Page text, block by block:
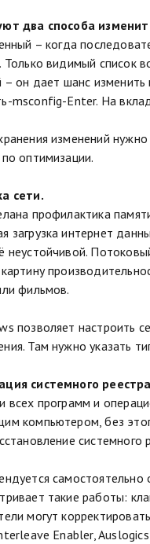
два способа
– когда
Только видимый список
– он дает шанс
msconfig-Enter. На
изменений
оптимизации.
сети.
профилактика
загрузка интернет
неустойчивой.
фильмов.
позволяет настроить
Там нужно указать
системного
всех программ и
компьютером, без
такие работы:
могут
Enabler,